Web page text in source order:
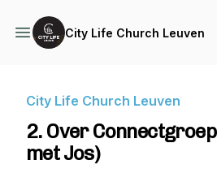
City Life Church Leuven
City Life Church Leuven
2. Over
met Jos)